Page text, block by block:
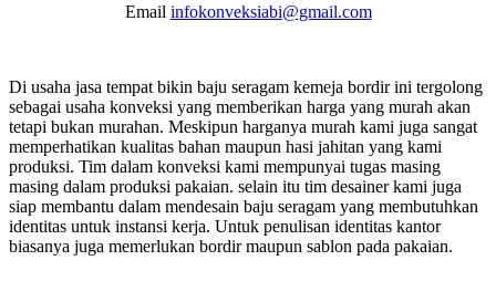
Email infokonveksiabi@gmail.com
Di usaha jasa tempat bikin baju seragam kemeja bordir ini tergolong
sebagai usaha konveksi yang memberikan harga yang murah akan
tetapi bukan murahan. Meskipun harganya murah kami juga sangat
memperhatikan kualitas bahan maupun hasi jahitan yang kami
produksi. Tim dalam konveksi kami mempunyai tugas masing
masing dalam produksi pakaian. selain itu tim desainer kami juga
siap membantu dalam mendesain baju seragam yang membutuhkan
identitas untuk instansi kerja. Untuk penulisan identitas kantor
biasanya juga memerlukan bordir maupun sablon pada pakaian.